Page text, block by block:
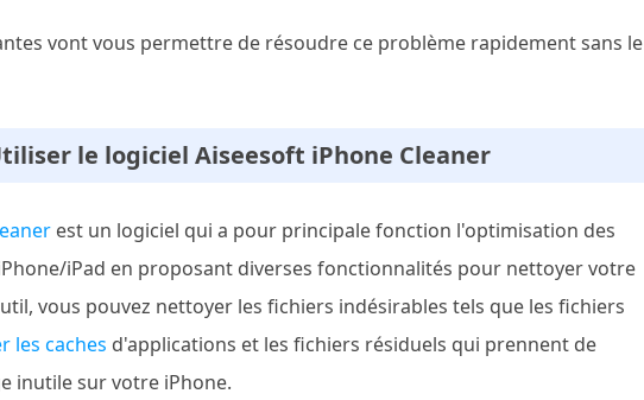
vont vous permettre de résoudre ce problème rapidement sans le
le logiciel Aiseesoft iPhone Cleaner
est un logiciel qui a pour principale fonction l'optimisation des
iPad en proposant diverses fonctionnalités pour nettoyer votre
vous pouvez nettoyer les fichiers indésirables tels que les fichiers
les caches d'applications et les fichiers résiduels qui prennent de
inutile sur votre iPhone.